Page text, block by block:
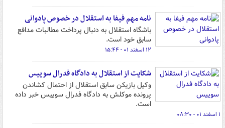
نامه مهم فیفا به استقلال در خصوص پادوانی
باشگاه استقلال به دنبال پرداخت مطالبات مدافع
سابق خود است.
۱۲ اسفند ۰۱ - ۱۵:۴۴
شکایت از استقلال به دادگاه فدرال سوییس
وکیل بازیکن سابق استقلال از احتمال کشاندن
پرونده موکلش به دادگاه فدرال سوییس خبر داده
است.
۱ اسفند ۰۱ - ۰۸:۳۰